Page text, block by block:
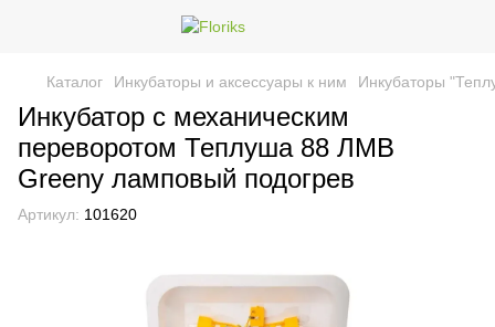
Каталог Инкубаторы и аксессуары к ним Инкубаторы
Инкубатор с механическим
переворотом Теплуша 88 ЛМВ
Greeny ламповый подогрев
Артикул: 101620